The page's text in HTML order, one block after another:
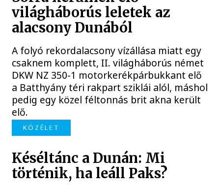
világháborús leletek az
alacsony Dunából
A folyó rekordalacsony vízállása miatt egy
csaknem komplett, II. világháborús német
DKW NZ 350-1 motorkerékpárbukkant elő
a Batthyány téri rakpart sziklái alól, máshol
pedig egy közel féltonnás brit akna került
elő.
KÖZÉLET
Késéltánc a Dunán: Mi
történik, ha leáll Paks?